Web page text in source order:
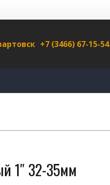
+7 (3466) 67-15-54
1″ 32-35мм